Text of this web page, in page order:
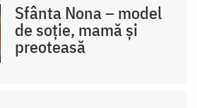
Sfânta Nona – model
de soție, mamă și
preoteasă